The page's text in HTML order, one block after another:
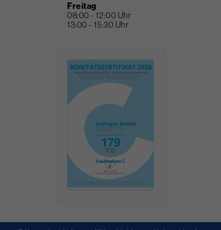
Freitag
08:00 - 12:00 Uhr
13:00 - 15:30 Uhr